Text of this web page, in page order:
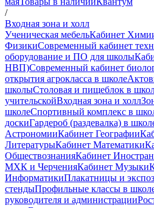
/
Входная зона и холл
Ученическая мебельКабинет
ФизикиСовременный кабинет
оборудование и ПО для школы
НВП)Современный кабинет
открытия агрокласса в школе
школыСтоловая и пищеблок в
учительскойВходная зона и холл
школеСпортивный комплекс в
доскиГардероб (раздевалка) в
АстрономииКабинет Географии
ЛитературыКабинет Математики
ОбществознанияКабинет
МХК и ЧерченияКабинет Музыки
ИнформатикиПлакатницы и
стендыПрофильные классы в
руководителя и администрации